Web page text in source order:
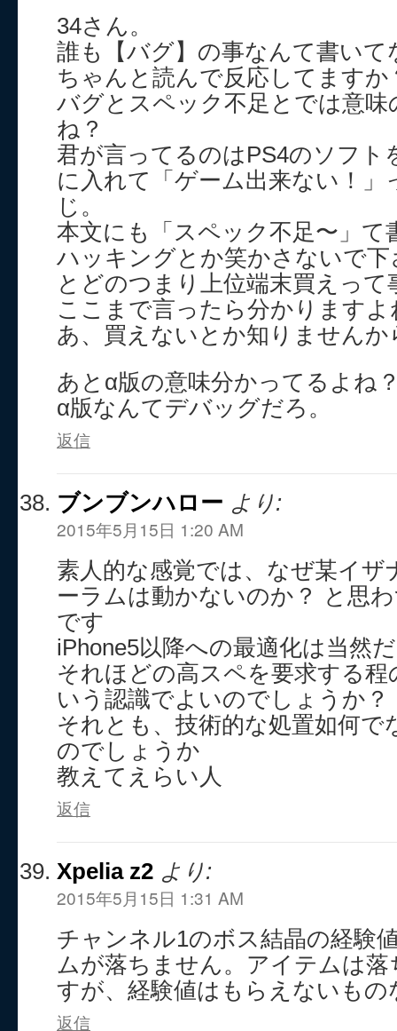
34さん。
誰も【バグ】の事なんて書いて
ちゃんと読んで反応してますか
バグとスペック不足とでは意
ね？
君が言ってるのはPS4のソフト
に入れて「ゲーム出来ない！」
じ。
本文にも「スペック不足〜」て
ハッキングとか笑かさないで下
とどのつまり上位端末買えって
ここまで言ったら分かりますよ
あ、買えないとか知りませんか
あとα版の意味分かってるよね
α版なんてデバッグだろ。
返信
ブンブンハロー より:
2015年5月15日 1:20 AM
素人的な感覚では、なぜ某イザ
ーラムは動かないのか？ と思
です
iPhone5以降への最適化は当然
それほどの高スペを要求する
いう認識でよいのでしょうか？
それとも、技術的な処置如何で
のでしょうか
教えてえらい人
返信
Xpelia z2 より:
2015年5月15日 1:31 AM
チャンネル1のボス結晶の経験
ムが落ちません。アイテムは
すが、経験値はもらえないも
返信